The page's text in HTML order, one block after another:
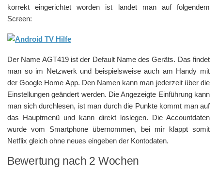
korrekt eingerichtet worden ist landet man auf folgendem
Screen:
Der Name AGT419 ist der Default Name des Geräts. Das findet
man so im Netzwerk und beispielsweise auch am Handy mit
der Google Home App. Den Namen kann man jederzeit über die
Einstellungen geändert werden. Die Angezeigte Einführung kann
man sich durchlesen, ist man durch die Punkte kommt man auf
das Hauptmenü und kann direkt loslegen. Die Accountdaten
wurde vom Smartphone übernommen, bei mir klappt somit
Netflix gleich ohne neues eingeben der Kontodaten.
Bewertung nach 2 Wochen